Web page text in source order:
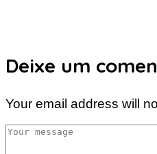
Deixe um
Your email address will